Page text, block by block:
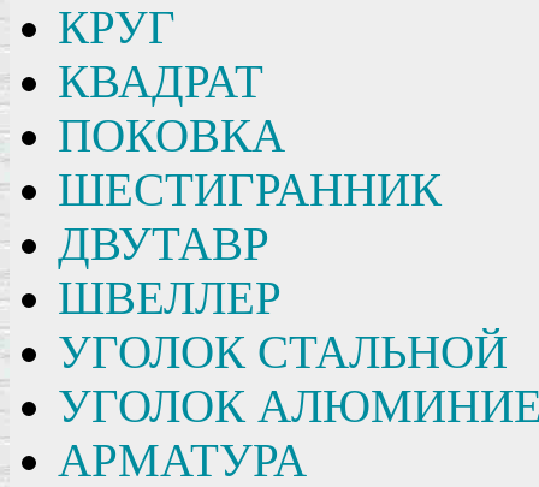
КРУГ
КВАДРАТ
ПОКОВКА
ШЕСТИГРАННИК
ДВУТАВР
ШВЕЛЛЕР
УГОЛОК СТАЛЬНОЙ
УГОЛОК
АРМАТУРА